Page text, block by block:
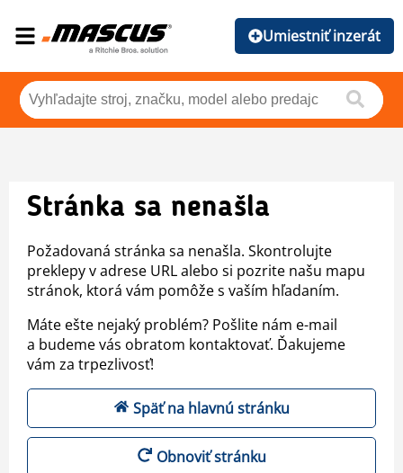
Umiestniť inzerát
Stránka sa nenašla
Požadovaná stránka sa nenašla. Skontrolujte
preklepy v adrese URL alebo si pozrite našu mapu
stránok, ktorá vám pomôže s vaším hľadaním.
Máte ešte nejaký problém? Pošlite nám e-mail
a budeme vás obratom kontaktovať. Ďakujeme
vám za trpezlivosť!
Späť na hlavnú stránku
Obnoviť stránku